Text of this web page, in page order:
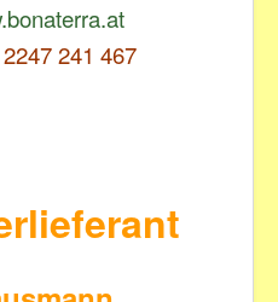
241 467